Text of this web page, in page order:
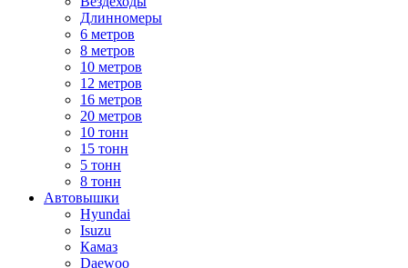
Длинномеры
6 метров
8 метров
10 метров
12 метров
16 метров
20 метров
10 тонн
15 тонн
5 тонн
8 тонн
Автовышки
Hyundai
Isuzu
Камаз
Daewoo